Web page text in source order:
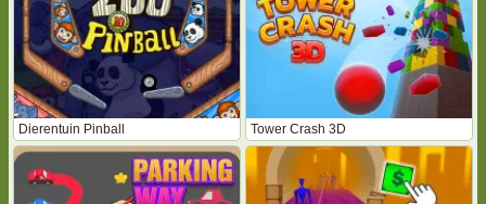
Dierentuin Pinball Tower Crash 3D